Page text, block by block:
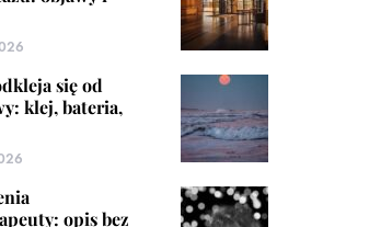
się od
klej, bateria,
opis bez